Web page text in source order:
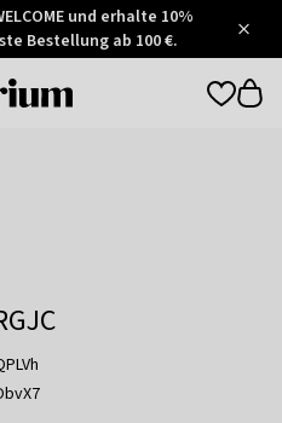
und erhalte 10%
Bestellung ab 100 €.
Otrium